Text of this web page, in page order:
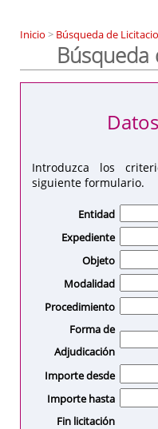
Inicio > Búsqueda de
Búsqueda
Introduzca los
siguiente formulario.
Entidad
Expediente
Objeto
Modalidad
Procedimiento
Forma de
Adjudicación
Importe desde
Importe hasta
Fin licitación